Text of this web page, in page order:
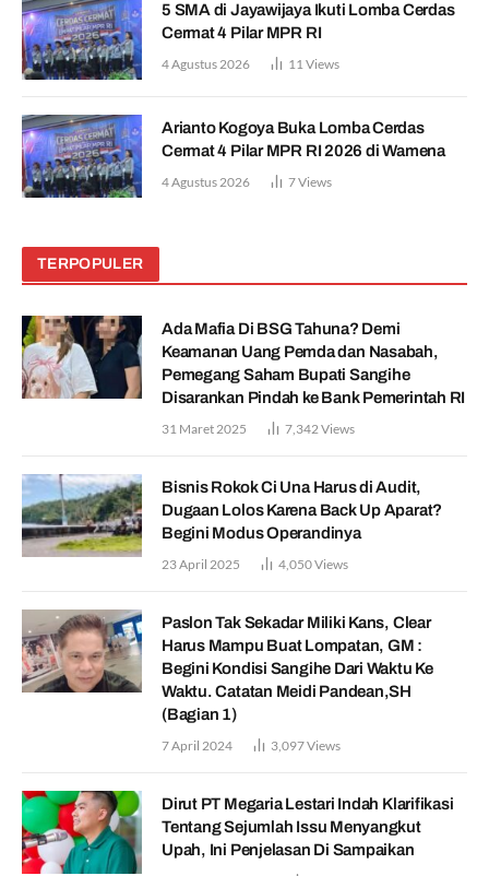
5 SMA di Jayawijaya Ikuti Lomba Cerdas
Cermat 4 Pilar MPR RI
4 Agustus 2026 11Views
Arianto Kogoya Buka Lomba Cerdas
Cermat 4 Pilar MPR RI 2026 di Wamena
4 Agustus 2026 7Views
TERPOPULER
Ada Mafia Di BSG Tahuna? Demi
Keamanan Uang Pemda dan Nasabah,
Pemegang Saham Bupati Sangihe
Disarankan Pindah ke Bank Pemerintah RI
31 Maret 2025 7,342Views
Bisnis Rokok Ci Una Harus di Audit,
Dugaan Lolos Karena Back Up Aparat?
Begini Modus Operandinya
23 April 2025 4,050Views
Paslon Tak Sekadar Miliki Kans, Clear
Harus Mampu Buat Lompatan, GM :
Begini Kondisi Sangihe Dari Waktu Ke
Waktu. Catatan Meidi Pandean,SH
(Bagian 1)
7 April 2024 3,097Views
Dirut PT Megaria Lestari Indah Klarifikasi
Tentang Sejumlah Issu Menyangkut
Upah, Ini Penjelasan Di Sampaikan